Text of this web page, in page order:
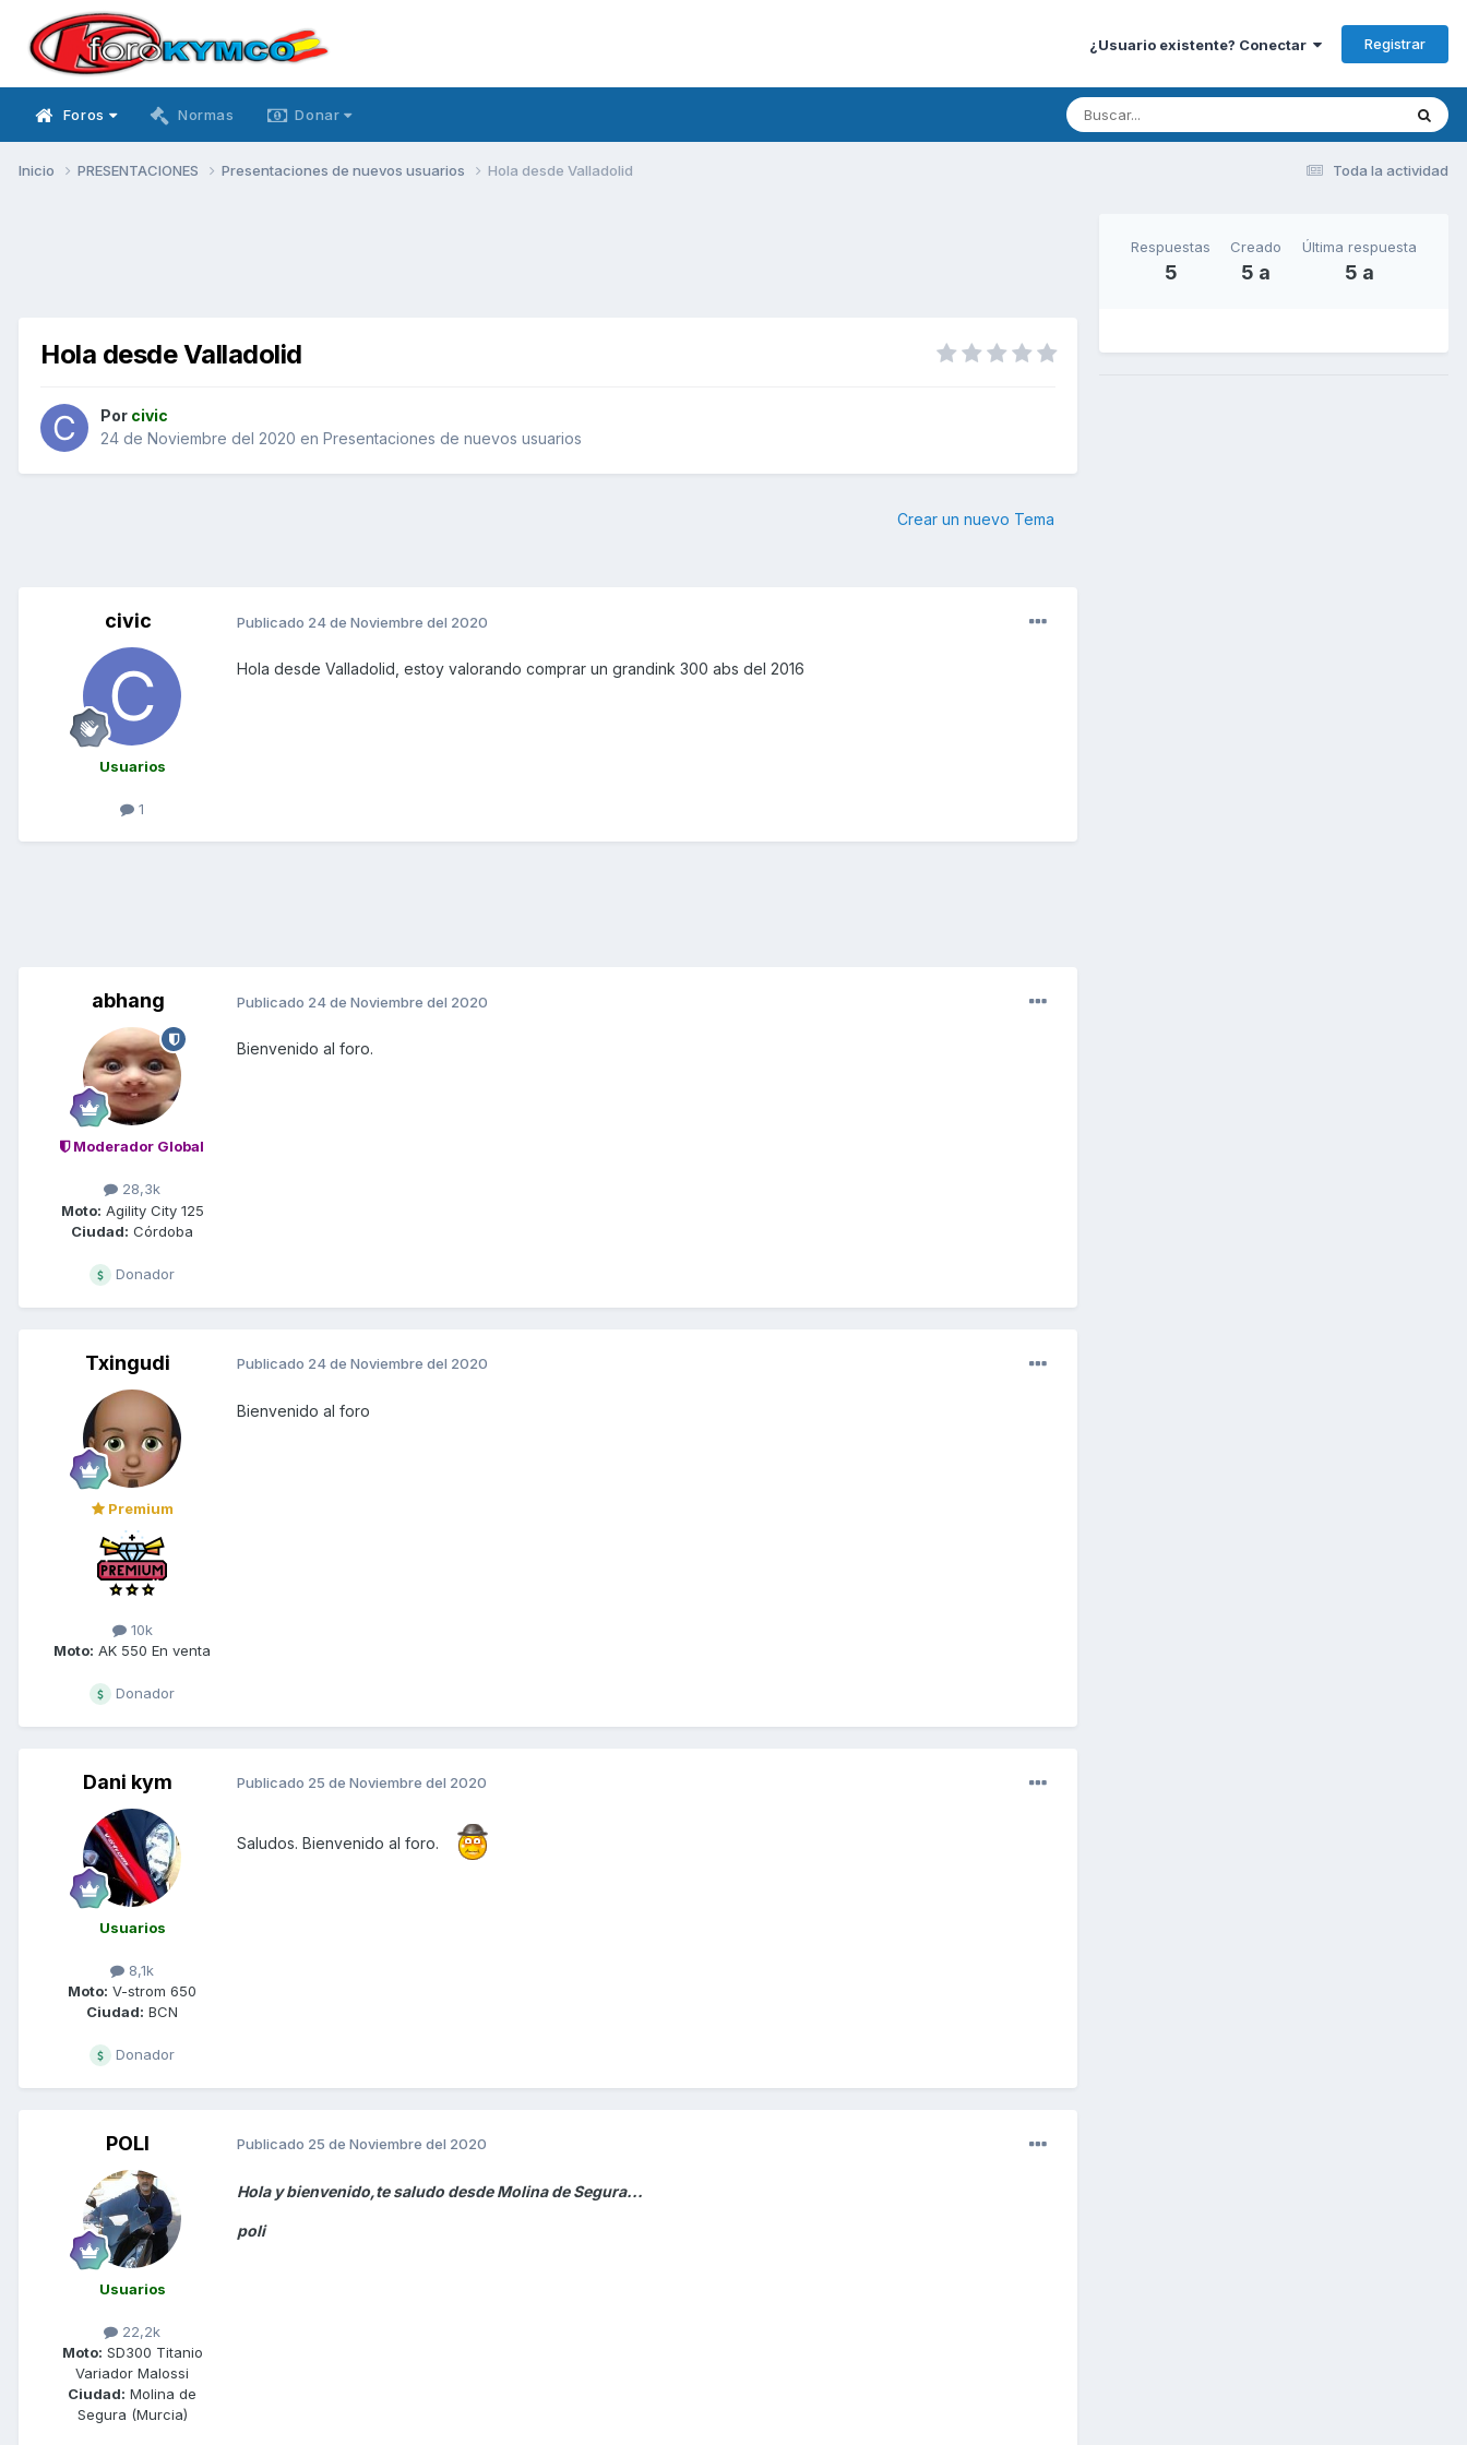
¿Usuario existente? Conectar Registrar
Foros Normas Donar
Toda la actividad
Inicio PRESENTACIONES Presentaciones de nuevos usuarios Hola desde Valladolid
Hola desde Valladolid
Por civic
24 de Noviembre del 2020 en Presentaciones de nuevos usuarios
Crear un nuevo Tema
civic
Usuarios
1
Publicado 24 de Noviembre del 2020
Hola desde Valladolid, estoy valorando comprar un grandink 300 abs del 2016
abhang
Moderador Global
28,3k
Moto: Agility City 125
Ciudad: Córdoba
Donador
Publicado 24 de Noviembre del 2020
Bienvenido al foro.
Txingudi
Premium
10k
Moto: AK 550 En venta
Donador
Publicado 24 de Noviembre del 2020
Bienvenido al foro
Dani kym
Usuarios
8,1k
Moto: V-strom 650
Ciudad: BCN
Donador
Publicado 25 de Noviembre del 2020
Saludos. Bienvenido al foro.
POLI
Usuarios
22,2k
Moto: SD300 Titanio
Variador Malossi
Ciudad: Molina de
Segura (Murcia)
Publicado 25 de Noviembre del 2020
Hola y bienvenido,te saludo desde Molina de Segura...
poli
Respuestas
5
Creado
5 a
Última respuesta
5 a